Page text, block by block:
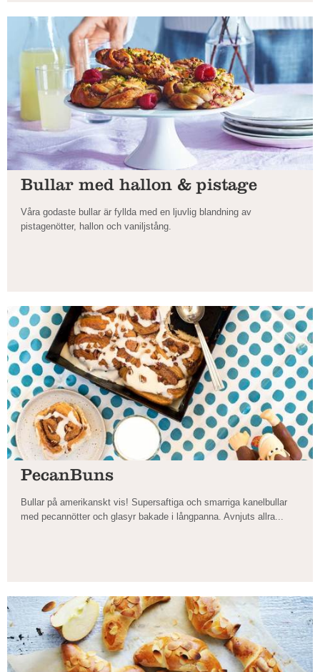
Bullar med hallon & pistage
Våra godaste bullar är fyllda med en ljuvlig blandning av
pistagenötter, hallon och vaniljstång.
PecanBuns
Bullar på amerikanskt vis! Supersaftiga och smarriga kanelbullar
med pecannötter och glasyr bakade i långpanna. Avnjuts allra...